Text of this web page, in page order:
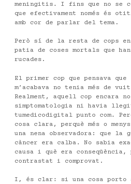
meningitis. I fins que no se
que efectivament només és
amb cor de parlar del tema.
Però sí de la resta de cops en
patia de coses mortals que
rucades.
El primer cop que pensava
m’acabava no tenia més de
Realment, aquell cop encara
simptomatologia ni havia
tumedicodigital punto com.
cosa clara, perquè més o
una nena observadora: que la
càncer era calba. No sabia
causa i què era
contrastat i comprovat.
I, és clar: si una cosa porto